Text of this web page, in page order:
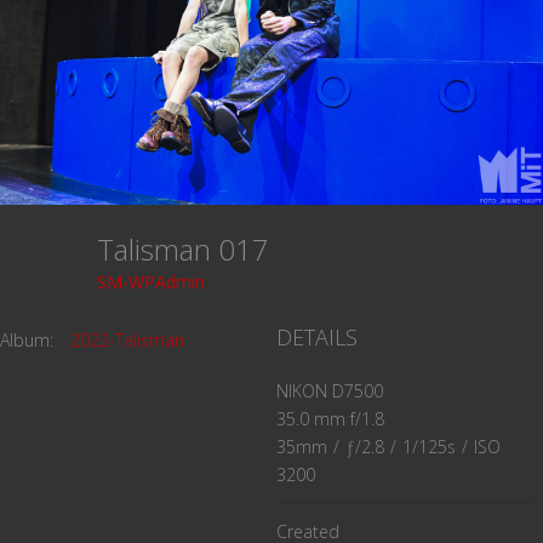
Talisman 017
SM-WPAdmin
Album: 2022-Talisman DETAILS
NIKON D7500
35.0 mm f/1.8
35mm / ƒ/2.8 / 1/125s / ISO
3200
Created